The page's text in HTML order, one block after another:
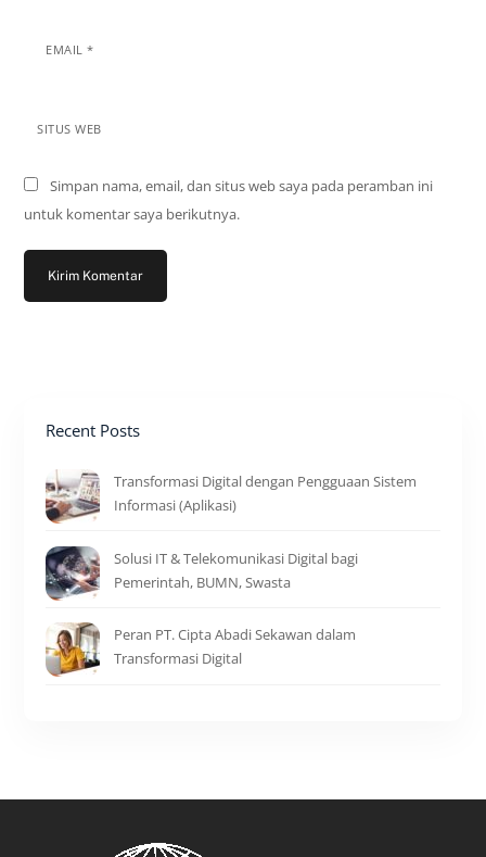
EMAIL*
SITUS WEB
Simpan nama, email, dan situs web saya pada peramban ini
untuk komentar saya berikutnya.
Recent Posts
Transformasi Digital dengan Pengguaan Sistem
Informasi (Aplikasi)
Solusi IT & Telekomunikasi Digital bagi
Pemerintah, BUMN, Swasta
Peran PT. Cipta Abadi Sekawan dalam
Transformasi Digital